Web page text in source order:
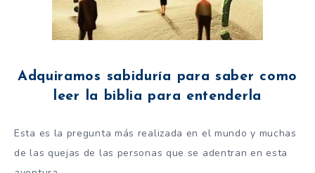
Adquiramos sabiduría para saber como
leer la biblia para entenderla
Esta es la pregunta más realizada en el mundo y muchas
de las quejas de las personas que se adentran en esta